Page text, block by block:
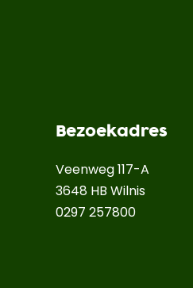
Bezoekadres
Veenweg 117-A
3648 HB Wilnis
0297 257800